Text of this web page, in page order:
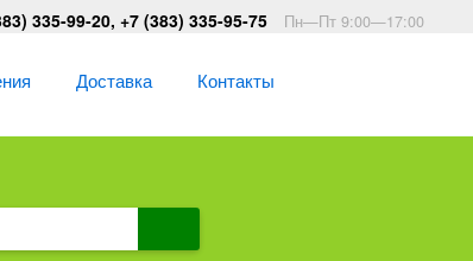
335-99-20, +7 (383) 335-95-75 Пн—Пт 9:00—17:00
Доставка Контакты